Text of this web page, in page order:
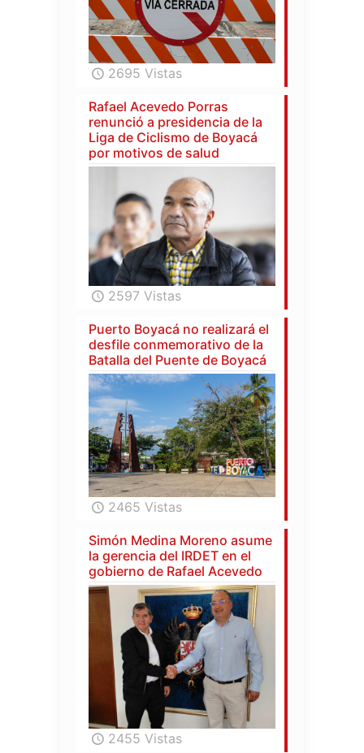
2695 Vistas
Rafael Acevedo Porras
renunció a presidencia de la
Liga de Ciclismo de Boyacá
por motivos de salud
2597 Vistas
Puerto Boyacá no realizará el
desfile conmemorativo de la
Batalla del Puente de Boyacá
2465 Vistas
Simón Medina Moreno asume
la gerencia del IRDET en el
gobierno de Rafael Acevedo
2455 Vistas